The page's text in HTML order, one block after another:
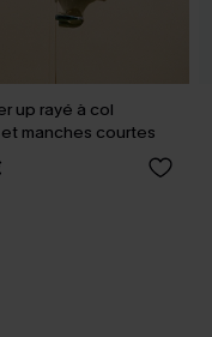
up rayé à col
manches courtes